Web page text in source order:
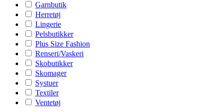
Garnbutik
Herretøj
Lingerie
Pelsbutikker
Plus Size Fashion
Renseri/Vaskeri
Skobutikker
Skomager
Systuer
Textiler
Ventetøj